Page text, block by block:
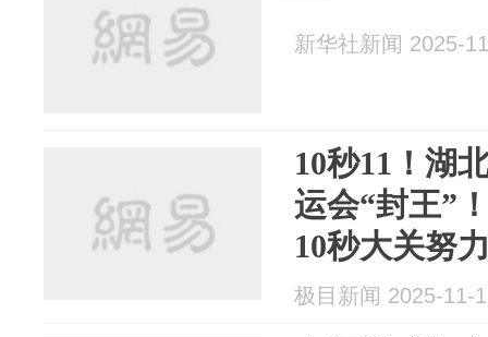
新华社新闻 2025-
10秒11！湖
运会“封王”
10秒大关努
极目新闻 2025-11-